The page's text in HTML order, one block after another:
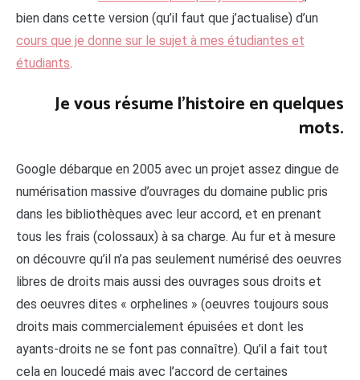
bien dans cette version (qu’il faut que j’actualise) d’un
cours que je donne sur le sujet à mes étudiantes et
étudiants.
Je vous résume l’histoire en quelques
mots.
Google débarque en 2005 avec un projet assez dingue de
numérisation massive d’ouvrages du domaine public pris
dans les bibliothèques avec leur accord, et en prenant
tous les frais (colossaux) à sa charge. Au fur et à mesure
on découvre qu’il n’a pas seulement numérisé des oeuvres
libres de droits mais aussi des ouvrages sous droits et
des oeuvres dites « orphelines » (oeuvres toujours sous
droits mais commercialement épuisées et dont les
ayants-droits ne se font pas connaître). Qu’il a fait tout
cela en loucedé mais avec l’accord de certaines